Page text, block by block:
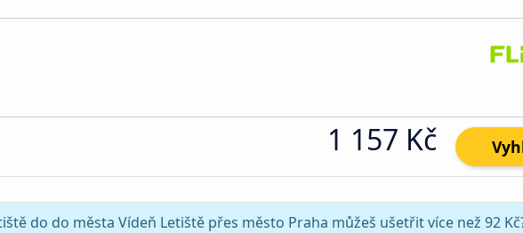
1 157 Kč
do do města Vídeň Letiště přes město Praha můžeš ušetřit více než 92